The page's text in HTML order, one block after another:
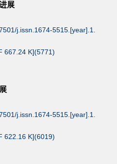
展
j.issn.1674-5515.[year].1.
667.24 K](5771)
j.issn.1674-5515.[year].1.
622.16 K](6019)